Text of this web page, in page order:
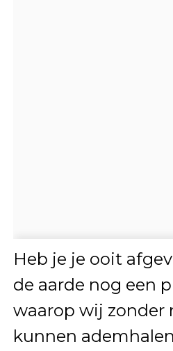
Heb je je ooit
de aarde nog een
waarop wij zonder
kunnen